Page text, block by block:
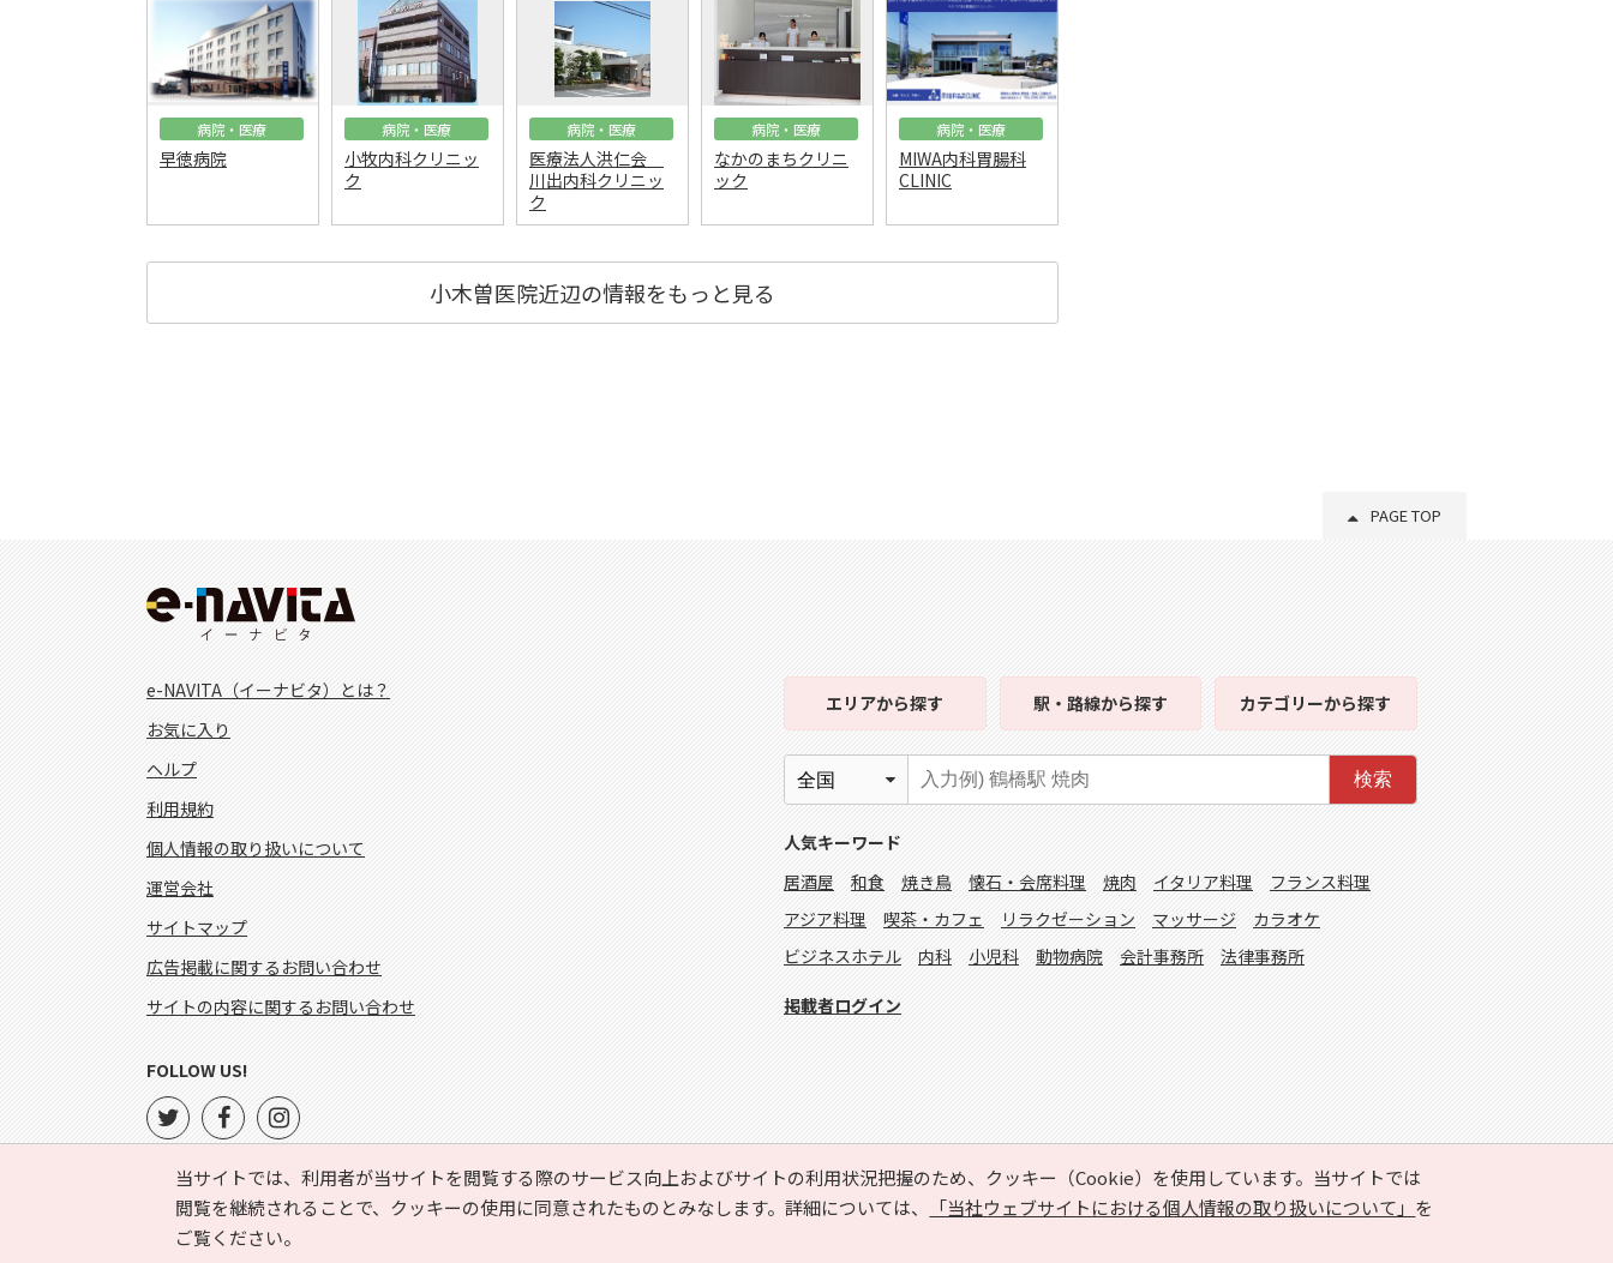
病院・医療
早徳病院
病院・医療
小牧内科クリニッ
ク
病院・医療
医療法人洪仁会
川出内科クリニッ
ク
病院・医療
なかのまちクリニ
ック
病院・医療
MIWA内科胃腸科
CLINIC
小木曽医院近辺の情報をもっと見る
PAGE TOP
当サイトでは、利用者が当サイトを閲覧する際のサービス向上およびサイトの利用状況把握のため、クッキー（Cookie）を使用しています。当サイトでは
閲覧を継続されることで、クッキーの使用に同意されたものとみなします。詳細については、
「当社ウェブサイトにおける個人情報の取り扱いについて」 を
ご覧ください。
e-NAVITA（イーナビタ）とは？
お気に入り
ヘルプ
利用規約
個人情報の取り扱いについて
運営会社
サイトマップ
広告掲載に関するお問い合わせ
サイトの内容に関するお問い合わせ
エリアから探す 駅・路線から探す カテゴリーから探す
検索
人気キーワード
居酒屋
和食 焼き鳥 懐石・会席料理 焼肉 イタリア料理
フランス料理
アジア料理
喫茶・カフェ リラクゼーション マッサージ
カラオケ
ビジネスホテル
内科 小児科 動物病院 会計事務所 法律事務所
掲載者ログイン
FOLLOW US!
Copyright © HYOJITO.Co.,Ltd. All Rights Reserved.